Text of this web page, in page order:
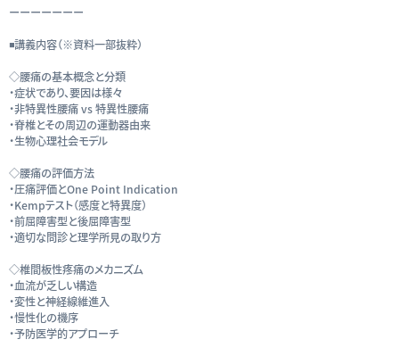
ーーーーーーー
◾️講義内容（※資料一部抜粋）
◇腰痛の基本概念と分類
・症状であり、要因は様々
・非特異性腰痛 vs 特異性腰痛
・脊椎とその周辺の運動器由来
・生物心理社会モデル
◇腰痛の評価方法
・圧痛評価とOne Point Indication
・Kempテスト（感度と特異度）
・前屈障害型と後屈障害型
・適切な問診と理学所見の取り方
◇椎間板性疼痛のメカニズム
・血流が乏しい構造
・変性と神経線維進入
・慢性化の機序
・予防医学的アプローチ